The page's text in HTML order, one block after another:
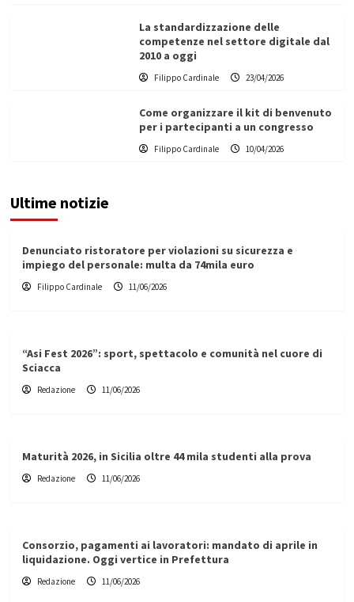
La standardizzazione delle
competenze nel settore digitale dal
2010 a oggi
Filippo Cardinale 23/04/2026
Come organizzare il kit di benvenuto
per i partecipanti a un congresso
Filippo Cardinale 10/04/2026
Ultime notizie
Denunciato ristoratore per violazioni su sicurezza e
impiego del personale: multa da 74mila euro
Filippo Cardinale 11/06/2026
“Asi Fest 2026”: sport, spettacolo e comunità nel cuore di
Sciacca
Redazione 11/06/2026
Maturità 2026, in Sicilia oltre 44 mila studenti alla prova
Redazione 11/06/2026
Consorzio, pagamenti ai lavoratori: mandato di aprile in
liquidazione. Oggi vertice in Prefettura
Redazione 11/06/2026